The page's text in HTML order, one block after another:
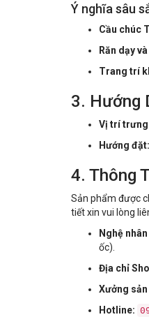
Ý nghĩa sâu
Cầu chúc
Răn dạy
Trang trí
3. Hướng
Vị trí trưng
Hướng đặt:
4. Thông
Sản phẩm được
tiết xin vui lòng
Nghệ
ốc).
Địa chỉ
Xưởng sản
Hotline: